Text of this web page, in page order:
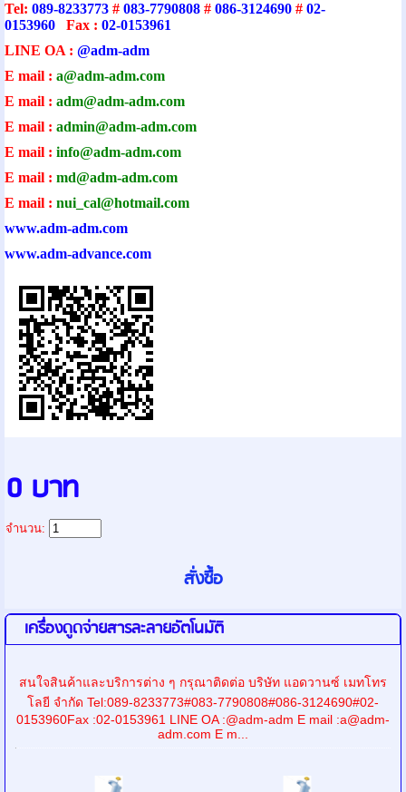
Tel: 089-8233773# 083-7790808# 086-3124690# 02-
0153960
Fax : 02-0153961
LINE OA : @adm-adm
E mail : a@adm-adm.com
E mail : adm@adm-adm.com
E mail : admin@adm-adm.com
E mail : info@adm-adm.com
E mail : md@adm-adm.com
E mail : nui_cal@hotmail.com
www.adm-adm.com
www.adm-advance.com
0 บาท
จำนวน:
เครื่องดูดจ่ายสารละลายอัตโนมัติ
สนใจสินค้าและบริการต่าง ๆ กรุณาติดต่อ บริษัท แอดวานซ์ เมทโทร
โลยี จำกัด Tel:089-8233773#083-7790808#086-3124690#02-
0153960Fax :02-0153961 LINE OA :@adm-adm E mail :a@adm-
adm.com E m...